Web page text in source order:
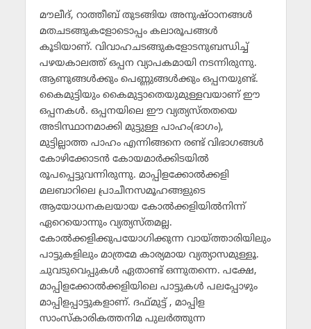
മൗലീദ്, റാത്തീബ് തുടങ്ങിയ അനുഷ്ഠാനങ്ങള്‍
മതചടങ്ങുകളോടൊപ്പം കലാരൂപങ്ങള്‍
കൂടിയാണ്. വിവാഹചടങ്ങുകളോടനുബന്ധിച്ച്
പഴയകാലത്ത് ഒപ്പന വ്യാപകമായി നടന്നിരുന്നു.
ആണുങ്ങള്‍ക്കും പെണ്ണുങ്ങള്‍ക്കും ഒപ്പനയുണ്ട്.
കൈമുട്ടിയും കൈമുട്ടാതെയുമുള്ളവയാണ് ഈ
ഒപ്പനകള്‍. ഒപ്പനയിലെ ഈ വ്യത്യസ്തതയെ
അടിസ്ഥാനമാക്കി മുട്ടുള്ള പാഹം(ഭാഗം),
മുട്ടില്ലാത്ത പാഹം എന്നിങ്ങനെ രണ്ട് വിഭാഗങ്ങള്‍
കോഴിക്കോടന്‍ കോയമാര്‍ക്കിടയില്‍
രൂപപ്പെട്ടുവന്നിരുന്നു. മാപ്പിളക്കോല്‍ക്കളി
മലബാറിലെ പ്രാചീനസമൂഹങ്ങളുടെ
ആയോധനകലയായ കോല്‍ക്കളിയില്‍നിന്ന്
ഏറെയൊന്നും വ്യത്യസ്തമല്ല.
കോല്‍ക്കളിക്കുപയോഗിക്കുന്ന വായ്ത്താരിയിലും
പാട്ടുകളിലും മാത്രമേ കാര്യമായ വ്യത്യാസമുള്ളൂ.
ചുവടുവെപ്പുകള്‍ ഏതാണ്ട് ഒന്നുതന്നെ. പക്ഷേ,
മാപ്പിളക്കോല്‍ക്കളിയിലെ പാട്ടുകള്‍ പലപ്പോഴും
മാപ്പിളപ്പാട്ടുകളാണ്. ദഫ്മുട്ട് , മാപ്പിള
സാംസ്‌കാരികത്തനിമ പുലര്‍ത്തുന്ന